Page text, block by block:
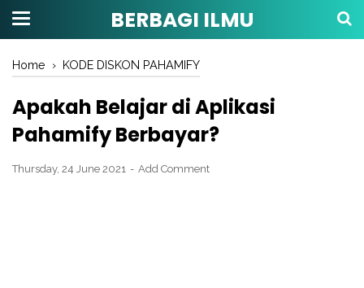
BERBAGI ILMU
Home › KODE DISKON PAHAMIFY
Apakah Belajar di Aplikasi
Pahamify Berbayar?
Thursday, 24 June 2021 Add Comment